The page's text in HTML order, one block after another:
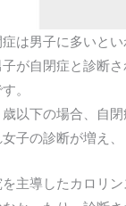
は男子に多いとい
が自閉症と診断
。
以下の場合、自閉
子の診断が増え
主導したカロリン